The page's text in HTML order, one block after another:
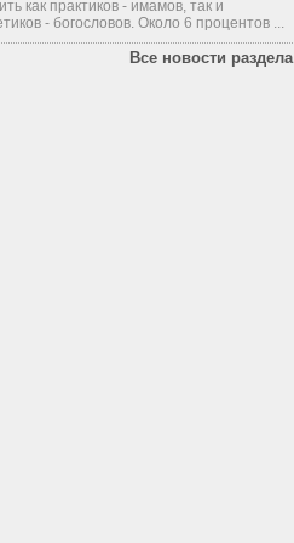
как практиков - имамов, так и
- богословов. Около 6 процентов ...
Все новости раздела